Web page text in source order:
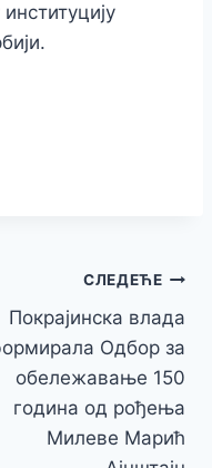
СЛЕДЕЋЕ
Покрајинска влада
Одбор за
обележавање 150
година од рођења
Милеве Марић